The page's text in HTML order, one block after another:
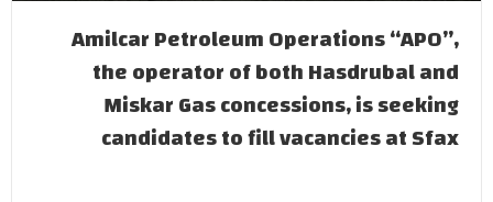
Amilcar Petroleum Operations “APO”,
the operator of both Hasdrubal and
Miskar Gas concessions, is seeking
candidates to fill vacancies at Sfax